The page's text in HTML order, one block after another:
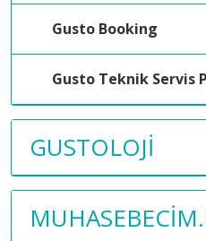
Gusto Booking
Gusto Teknik Servis
GUSTOLOJI